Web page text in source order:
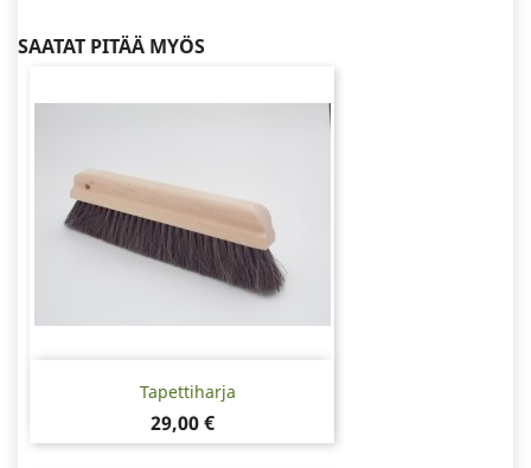
SAATAT PITÄÄ MYÖS
Tapettiharja
Hinta
29,00 €